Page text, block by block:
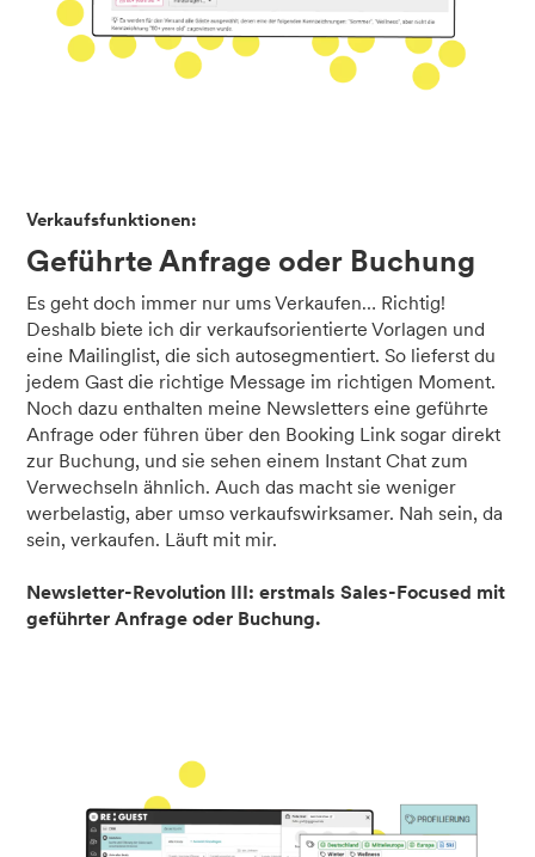
Verkaufsfunktionen:
Geführte Anfrage oder Buchung
Es geht doch immer nur ums Verkaufen… Richtig!
Deshalb biete ich dir verkaufsorientierte Vorlagen und
eine Mailinglist, die sich autosegmentiert. So lieferst du
jedem Gast die richtige Message im richtigen Moment.
Noch dazu enthalten meine Newsletters eine geführte
Anfrage oder führen über den Booking Link sogar direkt
zur Buchung, und sie sehen einem Instant Chat zum
Verwechseln ähnlich. Auch das macht sie weniger
werbelastig, aber umso verkaufswirksamer. Nah sein, da
sein, verkaufen. Läuft mit mir.
Newsletter-Revolution III: erstmals Sales-Focused mit
geführter Anfrage oder Buchung.